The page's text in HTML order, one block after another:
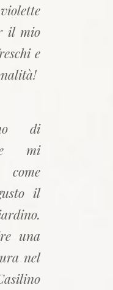
il mio
e
di
mi
il
una
nel